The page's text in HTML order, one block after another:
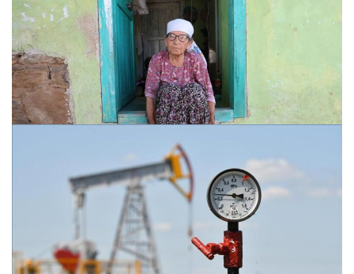
Ümmü nine yıllardır tuvalet ve banyoya hasret yaşıyor.
Utandığı için misafir kabul etmiyor